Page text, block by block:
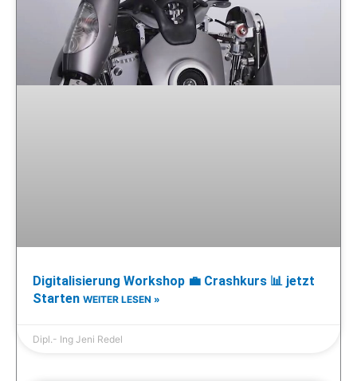
Digitalisierung Workshop 💼 Crashkurs 📊 jetzt
Starten WEITER LESEN »
Dipl.- Ing Jeni Redel